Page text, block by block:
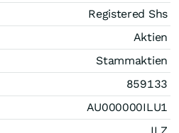
Registered Shs
Aktien
Stammaktien
859133
AU000000ILU1
ILZ